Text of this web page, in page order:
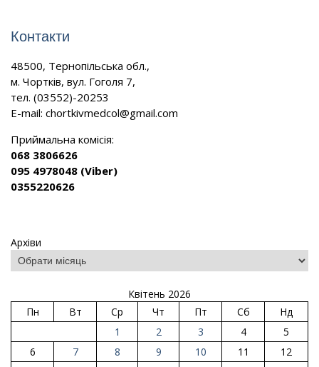
Контакти
48500, Тернопільська обл.,
м. Чортків, вул. Гоголя 7,
тел. (03552)-20253
E-mail: chortkivmedcol@gmail.com
Приймальна комісія:
068 3806626
095 4978048 (Viber)
0355220626
Архіви
Квітень 2026
Пн
Вт Ср Чт Пт Сб
Нд
1
2 3 4
5
6
7 8 9 10 11
12